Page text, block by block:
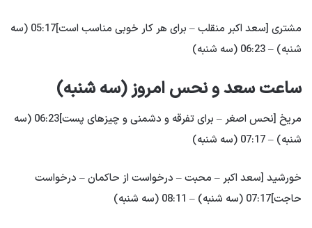
مشتری [سعد اکبر منقلب – برای هر کار خوبی مناسب است]05:17 (سه
شنبه) – 06:23 (سه شنبه)
ساعت سعد و نحس امروز (سه شنبه)
مریخ [نحس اصغر – برای تفرقه و دشمنی و چیزهای پست]06:23 (سه
شنبه) – 07:17 (سه شنبه)
خورشید [سعد اکبر – محبت – درخواست از حاکمان – درخواست
حاجت]07:17 (سه شنبه) – 08:11 (سه شنبه)